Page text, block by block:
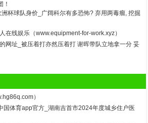
！
杯球队身价_广阔科尔有多恐怖? 弃用两毒瘤, 挖掘
在线娱乐（www.equipment-for-work.xyz）
网址_被压着打亦然压着打 谢晖带队立地拿一分 妥
）
国体育app官方_湖南吉首市2024年度城乡住户医